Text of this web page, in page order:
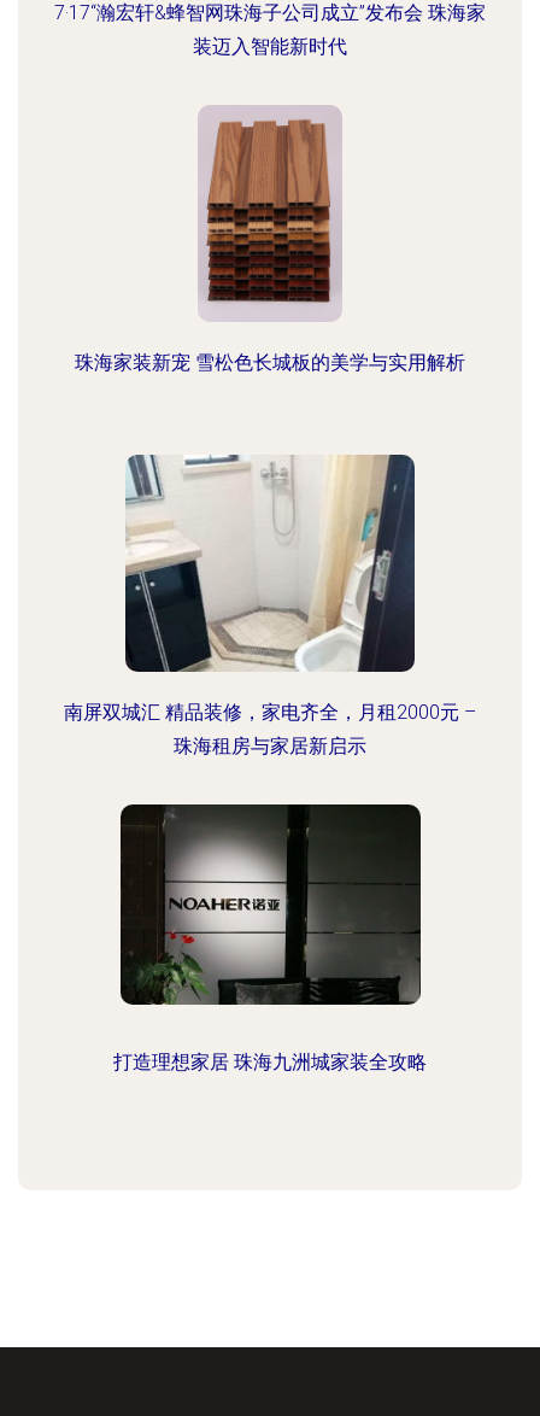
7·17“瀚宏轩&蜂智网珠海子公司成立”发布会 珠海家
装迈入智能新时代
珠海家装新宠 雪松色长城板的美学与实用解析
南屏双城汇 精品装修，家电齐全，月租2000元 –
珠海租房与家居新启示
打造理想家居 珠海九洲城家装全攻略